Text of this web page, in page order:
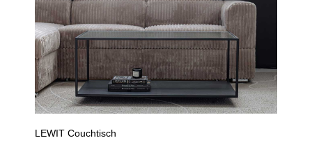
LEWIT Couchtisch